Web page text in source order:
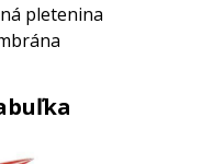
pletenina